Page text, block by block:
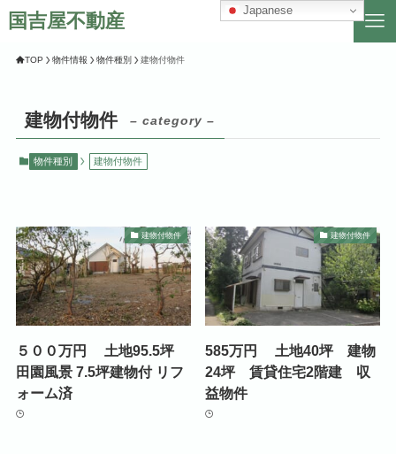
国吉屋不動産
TOP 物件情報 物件種別 建物付物件
建物付物件 – category –
物件種別 建物付物件
建物付物件
５００万円 土地95.5坪
田園風景 7.5坪建物付 リフ
ォーム済
建物付物件
585万円 土地40坪 建物
24坪 賃貸住宅2階建 収
益物件
Japanese